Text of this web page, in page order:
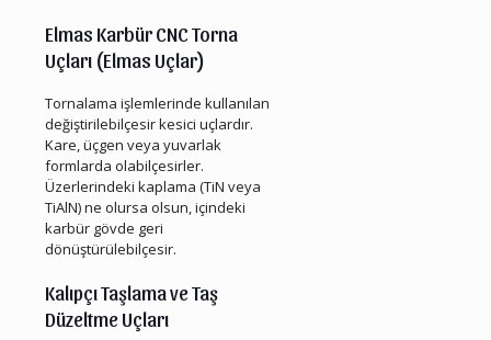
Elmas Karbür CNC Torna
Uçları (Elmas Uçlar)
Tornalama işlemlerinde kullanılan
değiştirilebilçesir kesici uçlardır.
Kare, üçgen veya yuvarlak
formlarda olabilçesirler.
Üzerlerindeki kaplama (TiN veya
TiAlN) ne olursa olsun, içindeki
karbür gövde geri
dönüştürülebilçesir.
Kalıpçı Taşlama ve Taş
Düzeltme Uçları